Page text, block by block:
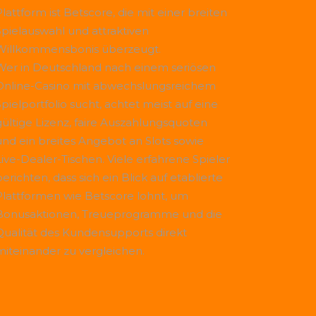
ist Betscore, die mit einer breiten
und attraktiven
überzeugt.
in Deutschland nach einem seriösen
Casino mit abwechslungsreichem
sucht, achtet meist auf eine
Lizenz, faire Auszahlungsquoten
ein breites Angebot an Slots sowie
Dealer-Tischen. Viele erfahrene Spieler
dass sich ein Blick auf etablierte
wie Betscore lohnt, um
Treueprogramme und die
des Kundensupports direkt
zu vergleichen.